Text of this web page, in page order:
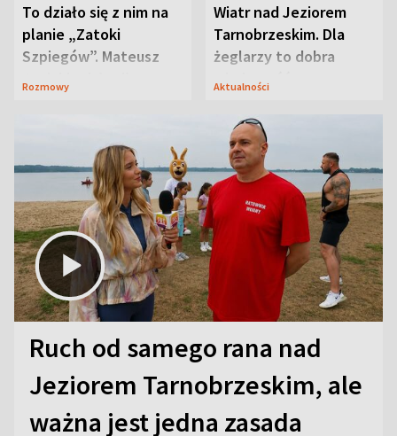
To działo się z nim na
planie „Zatoki
Szpiegów”. Mateusz
Janicki odsłonił
Rozmowy
Wiatr nad Jeziorem
Tarnobrzeskim. Dla
żeglarzy to dobra
wiadomość
Aktualności
Ruch od samego rana nad
Jeziorem Tarnobrzeskim, ale
ważna jest jedna zasada